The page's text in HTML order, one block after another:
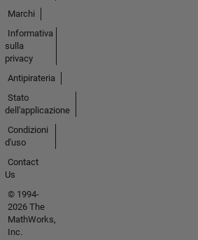
Marchi
Informativa
sulla
privacy
Antipirateria
Stato
dell'applicazione
Condizioni
d'uso
Contact
Us
© 1994-
2026 The
MathWorks,
Inc.